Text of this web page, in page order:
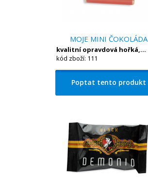
MOJE MINI ČOKOLÁDA
kvalitní opravdová hořká,...
kód zboží: 111
Poptat tento produkt